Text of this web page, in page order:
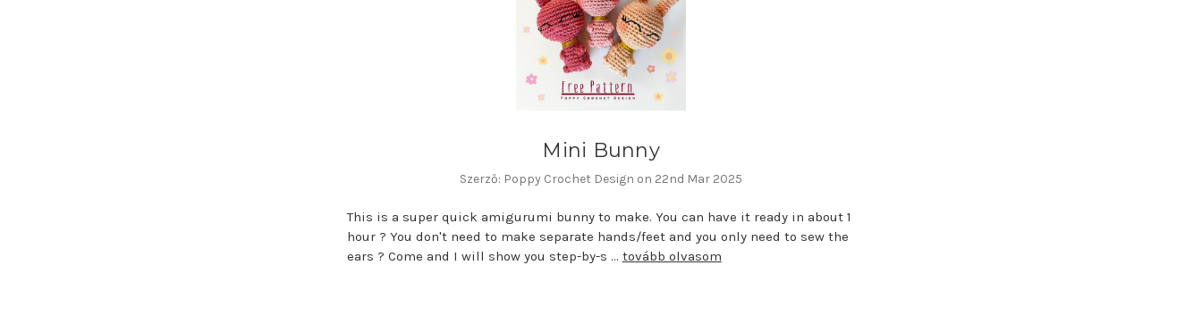
Mini Bunny
Szerző: Poppy Crochet Design on 22nd Mar 2025
This is a super quick amigurumi bunny to make. You can have it ready in about 1
hour ? You don't need to make separate hands/feet and you only need to sew the
ears ? Come and I will show you step-by-s … tovább olvasom